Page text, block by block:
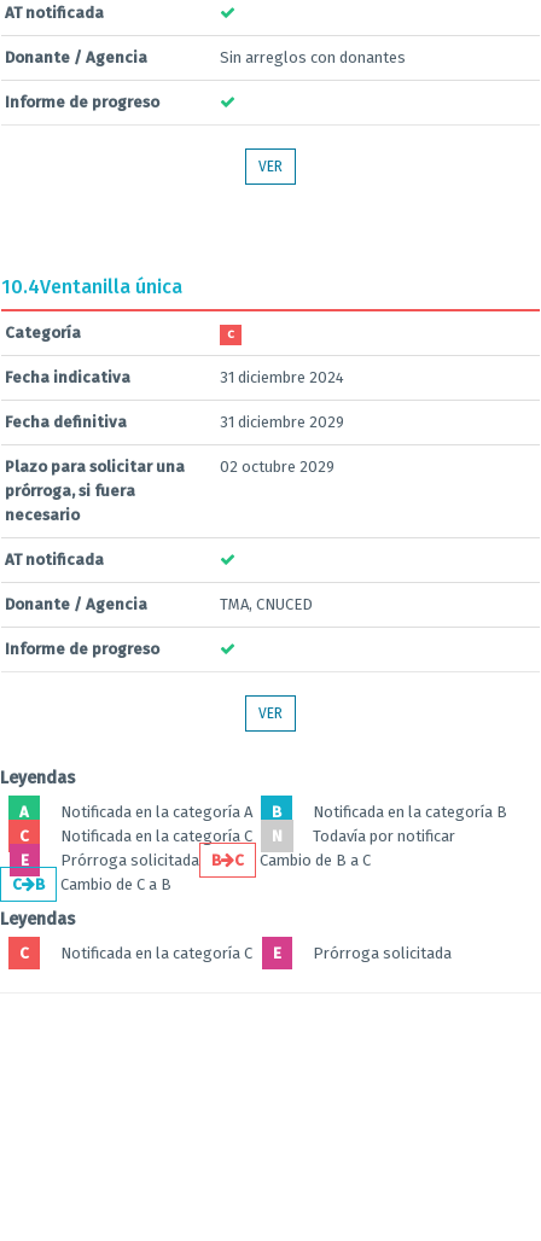
AT notificada
Donante / Agencia Sin arreglos con donantes
Informe de progreso
VER
10.4Ventanilla única
Categoría C
Fecha indicativa 31 diciembre 2024
Fecha definitiva 31 diciembre 2029
Plazo para solicitar una
prórroga, si fuera
necesario
02 octubre 2029
AT notificada
Donante / Agencia TMA, CNUCED
Informe de progreso
VER
Leyendas
A Notificada en la categoría A B
Notificada en la categoría B
C
Notificada en la categoría C N
Todavía por notificar
E
Prórroga solicitada B C
Cambio de B a C
C
B Cambio de C a B
Leyendas
C Notificada en la categoría C E Prórroga solicitada